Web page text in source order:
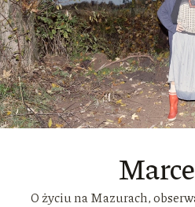
O życiu na Mazurach,